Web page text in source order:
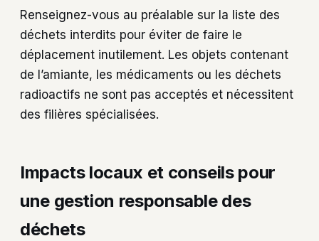
Renseignez-vous au préalable sur la liste des
déchets interdits pour éviter de faire le
déplacement inutilement. Les objets contenant
de l’amiante, les médicaments ou les déchets
radioactifs ne sont pas acceptés et nécessitent
des filières spécialisées.
Impacts locaux et conseils pour
une gestion responsable des
déchets